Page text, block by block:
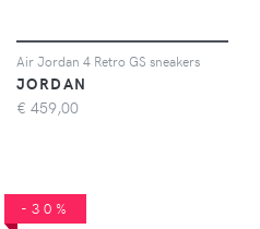
Air Jordan 4 Retro GS sneakers
JORDAN
€ 459,00
-30%